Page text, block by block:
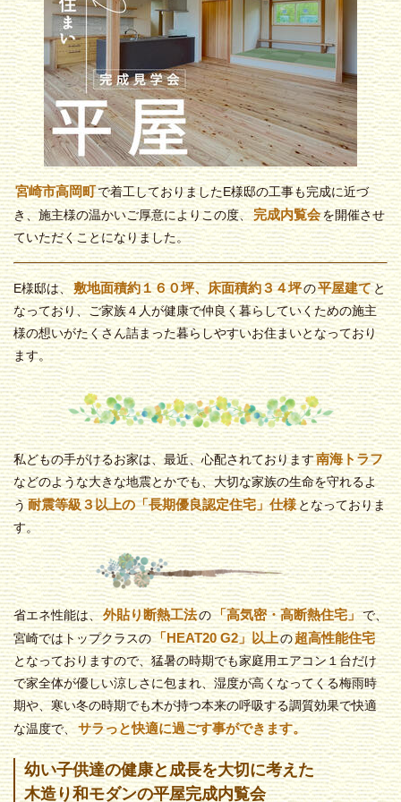
宮崎市高岡町で着工しておりましたE様邸の工事も完成に近づ
き、施主様の温かいご厚意によりこの度、完成内覧会を開催させ
ていただくことになりました。
E様邸は、 敷地面積約１６０坪、床面積約３４坪の平屋建て と
なっており、ご家族４人が健康で仲良く暮らしていくための施主
様の想いがたくさん詰まった暮らしやすいお住まいとなっており
ます。
私どもの手がけるお家は、最近、心配されております南海トラフ
などのような大きな地震とかでも、大切な家族の生命を守れるよ
う耐震等級３以上の「長期優良認定住宅」仕様 となっておりま
す。
省エネ性能は、外貼り断熱工法の「高気密・高断熱住宅」で、
宮崎ではトップクラスの「HEAT20 G2」以上の超高性能住宅
となっておりますので、猛暑の時期でも家庭用エアコン１台だけ
で家全体が優しい涼しさに包まれ、湿度が高くなってくる梅雨時
期や、寒い冬の時期でも木が持つ本来の呼吸する調質効果で快適
な温度で、 サラっと快適に過ごす事ができます。
幼い子供達の健康と成長を大切に考えた
木造り和モダンの平屋完成内覧会